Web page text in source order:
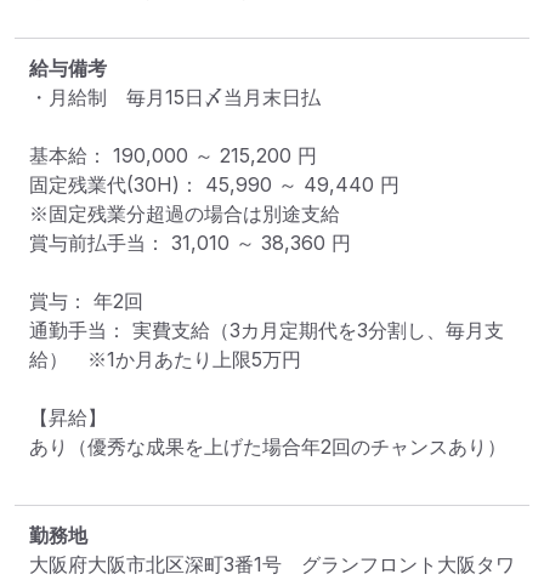
給与備考
・月給制　毎月15日〆当月末日払
基本給： 190,000 ～ 215,200 円
固定残業代(30H)： 45,990 ～ 49,440 円
※固定残業分超過の場合は別途支給
賞与前払手当： 31,010 ～ 38,360 円
賞与： 年2回
通勤手当： 実費支給（3カ月定期代を3分割し、毎月支
給）　※1か月あたり上限5万円
【昇給】
あり（優秀な成果を上げた場合年2回のチャンスあり）
勤務地
大阪府大阪市北区深町3番1号　グランフロント大阪タワ